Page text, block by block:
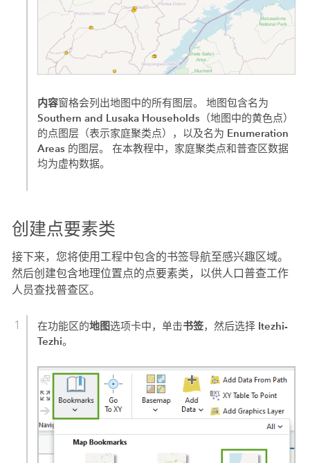
内容窗格会列出地图中的所有图层。 地图包含名为
Southern and Lusaka Households （地图中的黄色点）
的点图层（表示家庭聚类点），以及名为 Enumeration
Areas 的图层。 在本教程中，家庭聚类点和普查区数据
均为虚构数据。
创建点要素类
接下来，您将使用工程中包含的书签导航至感兴趣区域。
然后创建包含地理位置点的点要素类，以供人口普查工作
人员查找普查区。
在功能区的地图选项卡中，单击书签，然后选择 Itezhi-
Tezhi。